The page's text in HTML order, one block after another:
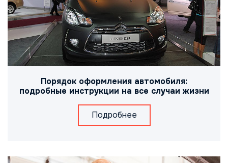
Порядок оформления автомобиля:
подробные инструкции на все случаи жизни
Подробнее